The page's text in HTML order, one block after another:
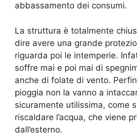
abbassamento dei consumi.
La struttura è totalmente
dire avere una grande
riguarda poi le intemperie.
soffre mai e poi mai di
anche di folate di vento.
pioggia non la vanno a
sicuramente utilissima, come
riscaldare l’acqua, che viene
dall’esterno.